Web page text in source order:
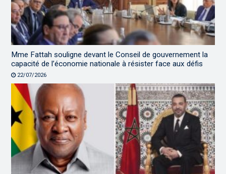
Mme Fattah souligne devant le Conseil de gouvernement la
capacité de l’économie nationale à résister face aux défis
22/07/2026